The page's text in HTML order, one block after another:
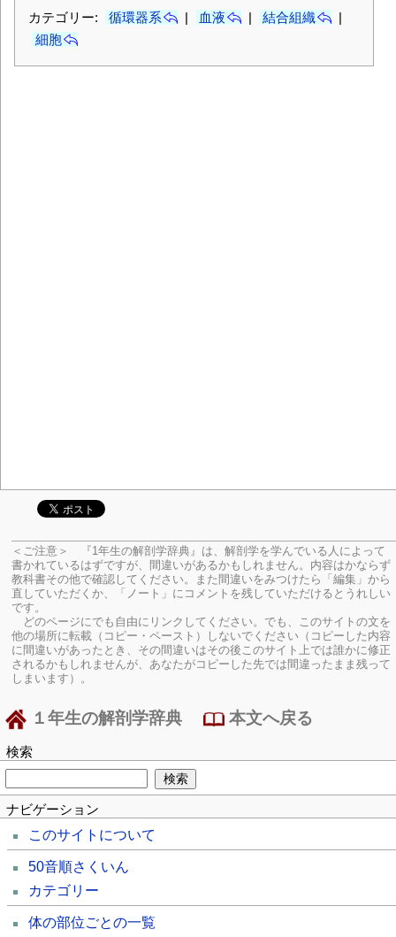
カテゴリー: 循環器系 | 血液 | 結合組織
|
細胞
＜ご注意＞ 『1年生の解剖学辞典』は、解剖学を学んでいる人によって
書かれているはずですが、間違いがあるかもしれません。内容はかならず
教科書その他で確認してください。
また間違いをみつけたら「編集」から
直していただくか、「ノート」にコメントを残していただけるとうれしい
です。
どのページにでも自由にリンクしてください。でも、このサイトの文を
他の場所に転載（コピー・ペースト）しないでください（コピーした内容
に間違いがあったとき、その間違いはその後このサイト上では誰かに修正
されるかもしれませんが、あなたがコピーした先では間違ったまま残って
しまいます）。
１年生の解剖学辞典 本文へ戻る
検索
ナビゲーション
このサイトについて
50音順さくいん
カテゴリー
体の部位ごとの一覧